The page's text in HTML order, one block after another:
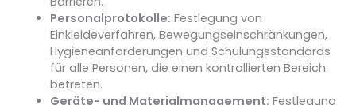
Personalprotokolle: Festlegung von
Einkleideverfahren, Bewegungseinschränkungen,
Hygieneanforderungen und Schulungsstandards
für alle Personen, die einen kontrollierten Bereich
betreten.
Geräte- und Materialmanagement: Festlegung